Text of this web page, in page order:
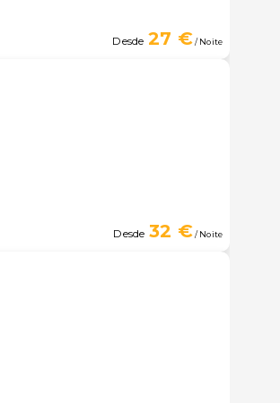
Desde 27 €/ Noite
Desde 32 €/ Noite